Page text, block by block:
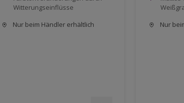
Witterungseinflüsse
Nur beim Händler erhältlich
Nur